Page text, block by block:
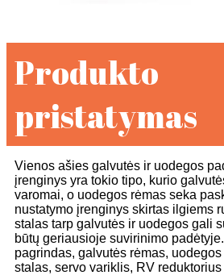
Produkto
pristatymas
Vienos ašies galvutės ir uodegos
įrenginys yra tokio tipo, kurio
varomai, o uodegos rėmas seka
nustatymo įrenginys skirtas ilgiems
stalas tarp galvutės ir uodegos gali
būtų geriausioje suvirinimo
pagrindas, galvutės rėmas,
stalas, servo variklis, RV reduktorius